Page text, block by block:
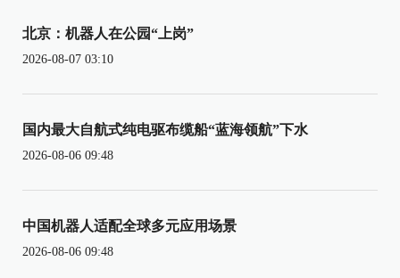
北京：机器人在公园“上岗”
2026-08-07 03:10
国内最大自航式纯电驱布缆船“蓝海领航”下水
2026-08-06 09:48
中国机器人适配全球多元应用场景
2026-08-06 09:48